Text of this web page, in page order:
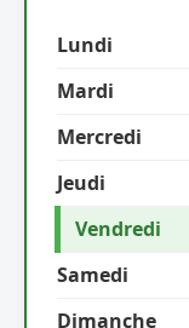
Lundi
Mardi
Mercredi
Jeudi
Vendredi
Samedi
Dimanche